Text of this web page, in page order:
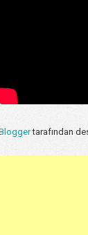
tarafından